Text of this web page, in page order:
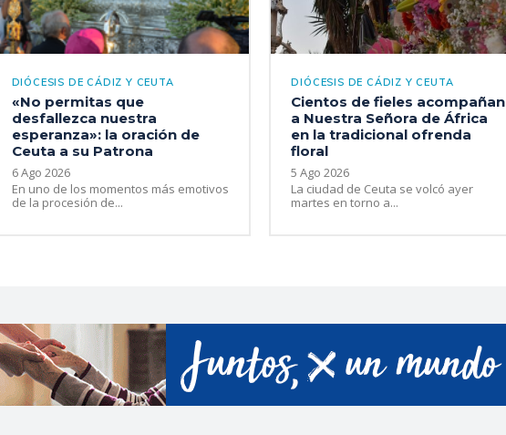
DIÓCESIS DE CÁDIZ Y CEUTA
«No permitas que
desfallezca nuestra
esperanza»: la oración de
Ceuta a su Patrona
6 Ago 2026
En uno de los momentos más emotivos
de la procesión de...
DIÓCESIS DE CÁDIZ Y CEUTA
Cientos de fieles acompañan
a Nuestra Señora de África
en la tradicional ofrenda
floral
5 Ago 2026
La ciudad de Ceuta se volcó ayer
martes en torno a...